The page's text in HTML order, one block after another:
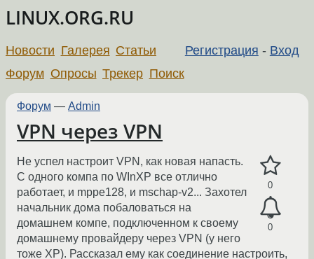
LINUX.ORG.RU
Регистрация - Вход
Новости Галерея Статьи
Форум Опросы Трекер Поиск
Форум — Admin
VPN через VPN
0
0
Не успел настроит VPN, как новая напасть.
С одного компа по WInXP все отлично
работает, и mppe128, и mschap-v2... Захотел
начальник дома побаловаться на
домашнем компе, подключенном к своему
домашнему провайдеру через VPN (у него
тоже XP). Рассказал ему как соединение настроить,